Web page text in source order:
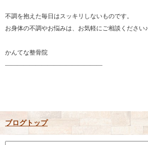
不調を抱えた毎日はスッキリしないものです。
お身体の不調やお悩みは、お気軽にご相談ください♪
かんてな整骨院
――――――――――――――――
ブログトップ